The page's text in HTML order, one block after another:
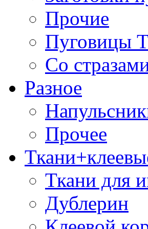
Прочие
Пуговицы
Со
Разное
Прочее
Ткани для
Дублерин